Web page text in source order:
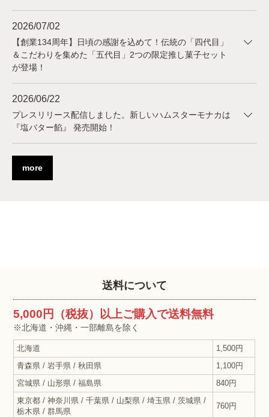
2026/07/02
【創業134周年】日頃の感謝を込めて！伝統の「四代目」
＆こだわりを集めた「五代目」2つの限定推し菓子セット
が登場！
2026/06/22
プレスリリース配信しました。新しいハムスターモナカは
『塩バター餡』 発売開始！
more
送料について
5,000円（税抜）以上ご購入で送料無料
※北海道・沖縄・一部離島を除く
北海道
1,500円
青森県 / 岩手県 / 秋田県
1,100円
宮城県 / 山形県 / 福島県
840円
東京都 / 神奈川県 / 千葉県 / 山梨県 / 埼玉県 / 茨城県 /
栃木県 / 群馬県
760円